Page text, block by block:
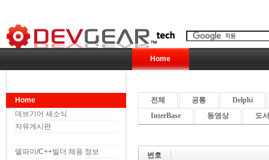
Home
Home
데브기어 새소식
자유게시판
델파이/C++빌더 채용 정보
전체 공통
Delphi
InterBase
동영상 도
번호